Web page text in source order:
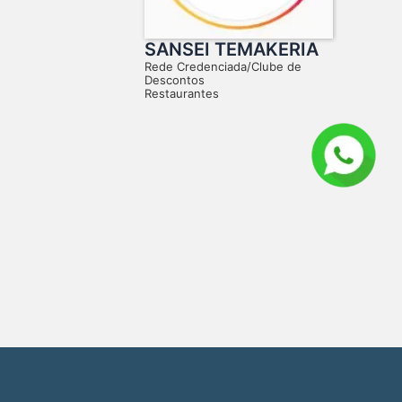
SANSEI TEMAKERIA
Rede Credenciada/Clube de
Descontos
Restaurantes